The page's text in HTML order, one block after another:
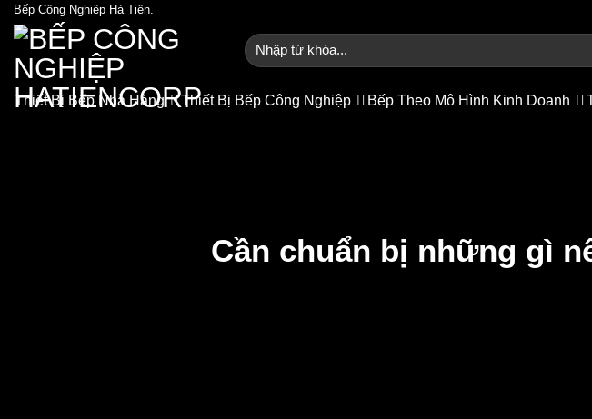
Bỏ
qua
nội
dung
Bếp Công Nghiệp Hà Tiên.
Tìm
kiếm:
Thiết Bị Bếp Nhà Hàng Thiết Bị Bếp Công Nghiệp Bếp Theo Mô Hình Kinh Doanh
Cần chuẩn bị những gì